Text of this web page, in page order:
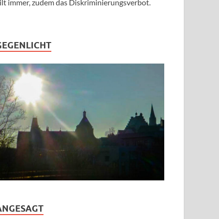
immer, zudem das Diskriminierungsverbot.